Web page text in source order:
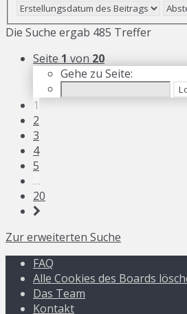
Die Suche ergab 485 Treffer
Seite 1 von 20
Gehe zu Seite:
1
2
3
4
5
…
20
Zur erweiterten Suche
FAQ
Alle Cookies des Boards
Das Team
Kontakt